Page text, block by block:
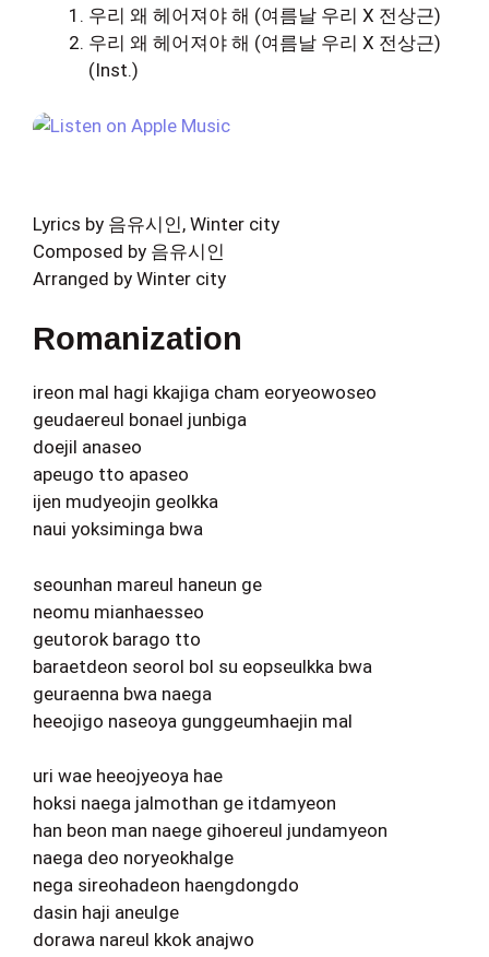
우리 왜 헤어져야 해 (여름날 우리 X 전상근)
우리 왜 헤어져야 해 (여름날 우리 X 전상근)
(Inst.)
Lyrics by 음유시인, Winter city
Composed by 음유시인
Arranged by Winter city
Romanization
ireon mal hagi kkajiga cham eoryeowoseo
geudaereul bonael junbiga
doejil anaseo
apeugo tto apaseo
ijen mudyeojin geolkka
naui yoksiminga bwa
seounhan mareul haneun ge
neomu mianhaesseo
geutorok barago tto
baraetdeon seorol bol su eopseulkka bwa
geuraenna bwa naega
heeojigo naseoya gunggeumhaejin mal
uri wae heeojyeoya hae
hoksi naega jalmothan ge itdamyeon
han beon man naege gihoereul jundamyeon
naega deo noryeokhalge
nega sireohadeon haengdongdo
dasin haji aneulge
dorawa nareul kkok anajwo